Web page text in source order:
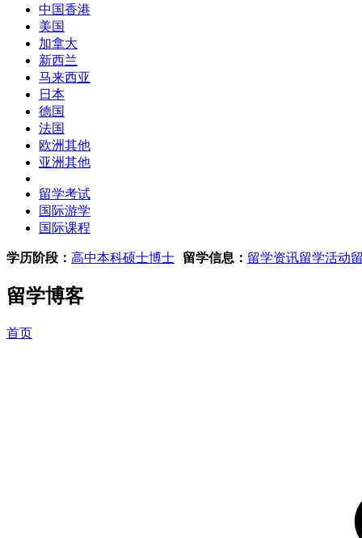
中国香港
美国
加拿大
新西兰
马来西亚
日本
德国
法国
欧洲其他
亚洲其他
留学考试
国际游学
国际课程
学历阶段： 高中本科硕士博士 留学信息： 留学资讯留学活动
留学博客
首页